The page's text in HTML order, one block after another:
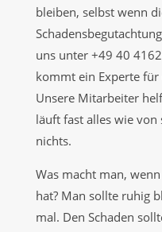
bleiben, selbst wenn
uns unter +49 40
kommt ein Experte
Unsere Mitarbeiter
läuft fast alles wie von
nichts.
Was macht man,
hat? Man sollte ruhig
mal. Den Schaden